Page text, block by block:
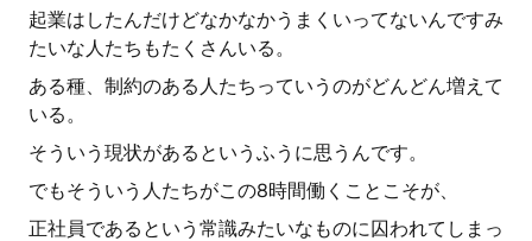
起業はしたんだけどなかなかうまくいってないんですみ
たいな人たちもたくさんいる。
ある種、制約のある人たちっていうのがどんどん増えて
いる。
そういう現状があるというふうに思うんです。
でもそういう人たちがこの8時間働くことこそが、
正社員であるという常識みたいなものに囚われてしまっ